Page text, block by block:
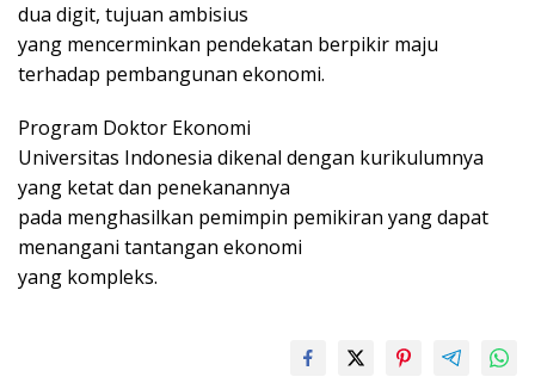
dua digit, tujuan ambisius
yang mencerminkan pendekatan berpikir maju
terhadap pembangunan ekonomi.
Program Doktor Ekonomi
Universitas Indonesia dikenal dengan kurikulumnya
yang ketat dan penekanannya
pada menghasilkan pemimpin pemikiran yang dapat
menangani tantangan ekonomi
yang kompleks.